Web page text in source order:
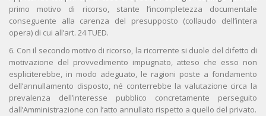
primo motivo di ricorso, stante l’incompletezza documentale
conseguente alla carenza del presupposto (collaudo dell’intera
opera) di cui all’art. 24 TUED.
6. Con il secondo motivo di ricorso, la ricorrente si duole del difetto di
motivazione del provvedimento impugnato, atteso che esso non
espliciterebbe, in modo adeguato, le ragioni poste a fondamento
dell’annullamento disposto, né conterrebbe la valutazione circa la
prevalenza dell’interesse pubblico concretamente perseguito
dall’Amministrazione con l’atto annullato rispetto a quello del privato.